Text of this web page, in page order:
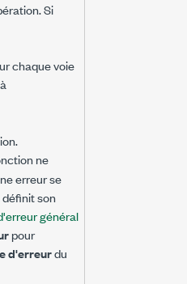
Si
chaque voie
ne
erreur se
son
général
pour
d'erreurdu